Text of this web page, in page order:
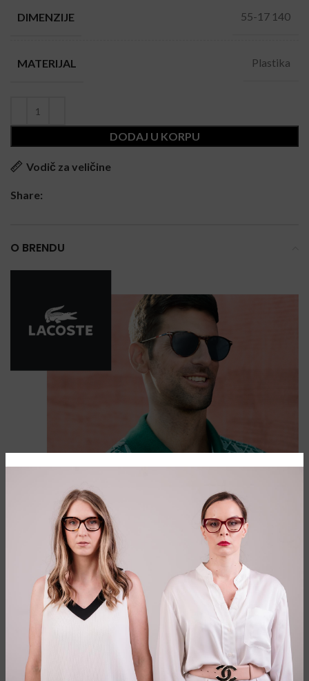
DIMENZIJE 55-17 140
MATERIJAL Plastika
DODAJ U KORPU
Vodič za veličine
Share:
O BRENDU
Spoj mode i sporta
Sve je počelo sada davne 1933. godine kada je Rene Lakost
zajedno sa Andreom Žiljeom, vlasnikom i predsednikom
tadašnje najveće trikotažne kompanije, osnovao firmu “La
Societe Chemise Lacoste“, koja je proizvela do tada
nepoznate polo majice, koje je na teniskim terenima nosio
sam Rene Lakost. Danas Lacoste predstavlja francusku